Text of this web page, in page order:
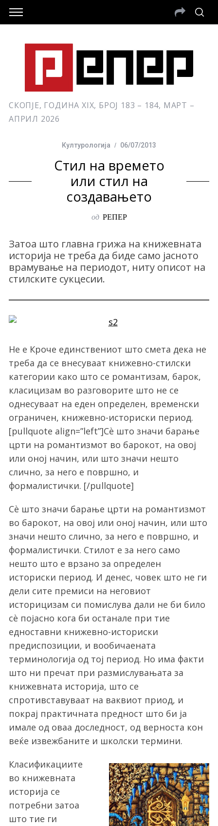
СКОПЈЕ, ГОДИНА XIX, БРОЈ 183 – 184, МАРТ –
АПРИЛ 2026
Културологија 06/07/2013
Стил на времето
или стил на
создавањето
од РЕПЕР
Затоа што главна грижа на книжевната
историја не треба да биде само јасното
врамување на периодот, ниту описот на
стилските сукцесии.
Не е Кроче единствениот што смета дека не
треба да се внесуваат книжевно-стилски
категории како што се романтизам, барок,
класицизам во разговорите што не се
однесуваат на еден определен, временски
ограничен, книжевно-историски период.
[pullquote align=”left”]Сѐ што значи барање
црти на романтизмот во барокот, на овој
или оној начин, или што значи нешто
слично, за него е површно, и
формалистички. [/pullquote]
Сѐ што значи барање црти на романтизмот
во барокот, на овој или оној начин, или што
значи нешто слично, за него е површно, и
формалистички. Стилот е за него само
нешто што е врзано за определен
историски период. И денес, човек што не ги
дели сите премиси на неговиот
историцизам си помислува дали не би било
сѐ појасно кога би останале при тие
едноставни книжевно-историски
предиспозиции, и вообичаената
терминологија од тој период. Но има факти
што ни пречат при размислувањата за
книжевната историја, што се
спротивставуваат на ваквиот приод, и
покрај практичната предност што би ја
имале од оваа доследност, од верноста кон
веќе извежбаните и школски термини.
Класификациите
во книжевната
историја се
потребни затоа
што тие ги